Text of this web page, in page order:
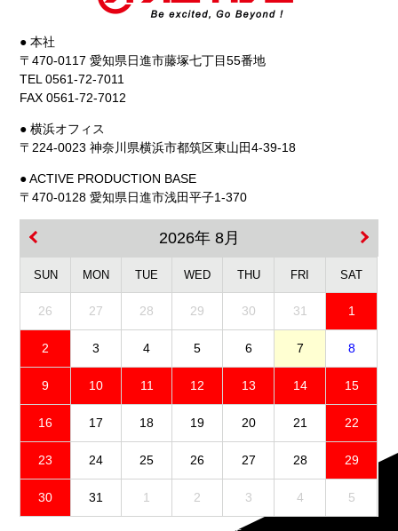
● 本社
〒470-0117 愛知県日進市藤塚七丁目55番地
TEL 0561-72-7011
FAX 0561-72-7012
● 横浜オフィス
〒224-0023 神奈川県横浜市都筑区東山田4-39-18
● ACTIVE PRODUCTION BASE
〒470-0128 愛知県日進市浅田平子1-370
2026年 8月
SUN MON TUE WED THU FRI SAT
26 27 28 29 30 31 1
2 3 4 5 6 7 8
9 10 11 12 13 14 15
16 17 18 19 20 21 22
23 24 25 26 27 28 29
30 31 1 2 3 4 5